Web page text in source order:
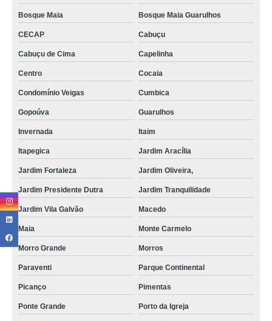
Bosque Maia Bosque Maia Guarulhos
CECAP Cabuçu
Cabuçu de Cima Capelinha
Centro Cocaia
Condomínio Veigas Cumbica
Gopoúva Guarulhos
Invernada Itaim
Itapegica Jardim Aracília
Jardim Fortaleza Jardim Oliveira,
Jardim Presidente Dutra Jardim Tranquilidade
Jardim Vila Galvão Macedo
Maia Monte Carmelo
Morro Grande Morros
Paraventi Parque Continental
Picanço Pimentas
Ponte Grande Porto da Igreja